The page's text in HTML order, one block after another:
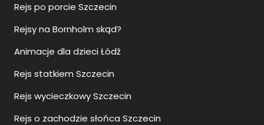
Rejs po porcie Szczecin
Rejsy na Bornholm skąd?
Animacje dla dzieci Łódź
Rejs statkiem Szczecin
Rejs wycieczkowy Szczecin
Rejs o zachodzie słońca Szczecin